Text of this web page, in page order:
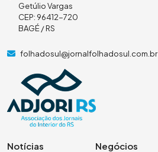
Getúlio Vargas
CEP: 96412-720
BAGÉ / RS
folhadosul@jornalfolhadosul.com.br
Notícias Negócios